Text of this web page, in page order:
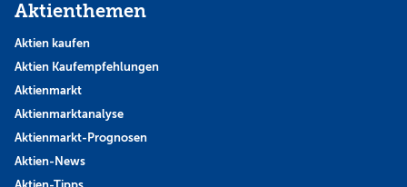
Aktienthemen
Aktien kaufen
Aktien Kaufempfehlungen
Aktienmarkt
Aktienmarktanalyse
Aktienmarkt-Prognosen
Aktien-News